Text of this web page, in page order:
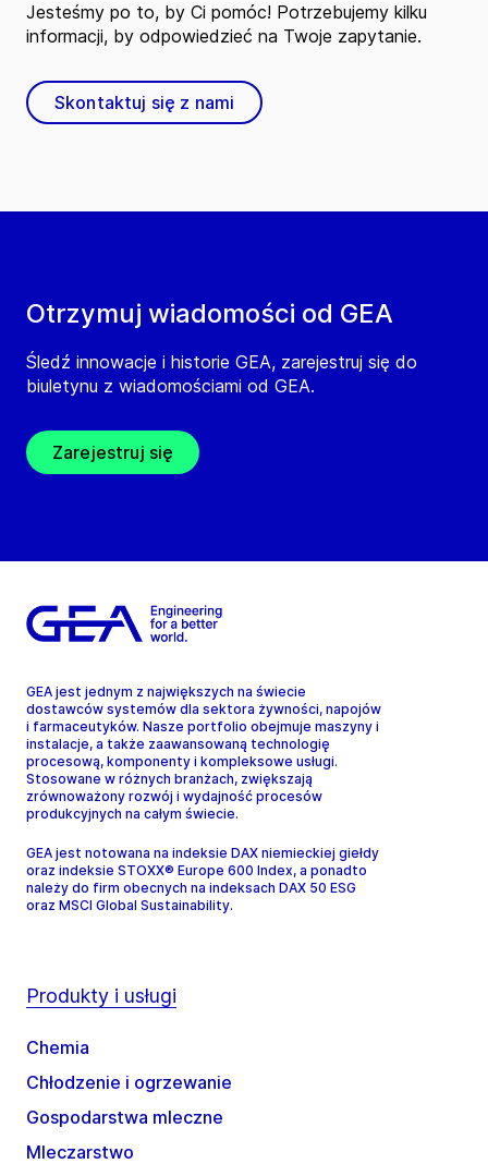
Otrzymuj wiadomości od GEA
Śledź innowacje i historie GEA, zarejestruj się do
biuletynu z wiadomościami od GEA.
Zarejestruj się
Jesteśmy po to, by Ci pomóc! Potrzebujemy kilku
informacji, by odpowiedzieć na Twoje zapytanie.
Skontaktuj się z nami
GEA jest jednym z największych na świecie
dostawców systemów dla sektora żywności, napojów
i farmaceutyków. Nasze portfolio obejmuje maszyny i
instalacje, a także zaawansowaną technologię
procesową, komponenty i kompleksowe usługi.
Stosowane w różnych branżach, zwiększają
zrównoważony rozwój i wydajność procesów
produkcyjnych na całym świecie.
GEA jest notowana na indeksie DAX niemieckiej giełdy
oraz indeksie STOXX® Europe 600 Index, a ponadto
należy do firm obecnych na indeksach DAX 50 ESG
oraz MSCI Global Sustainability.
Produkty i usługi
Chemia
Chłodzenie i ogrzewanie
Gospodarstwa mleczne
Mleczarstwo